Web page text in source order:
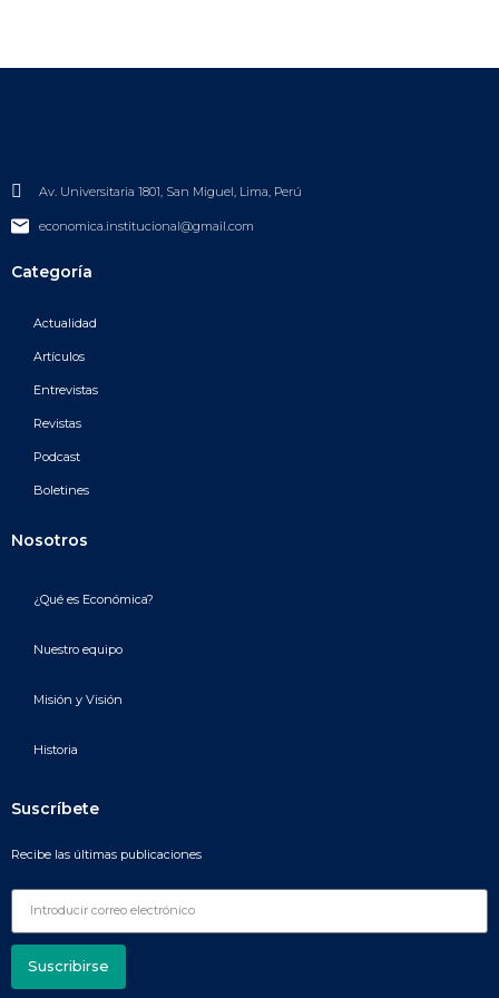
Av. Universitaria 1801, San Miguel, Lima, Perú
economica.institucional@gmail.com
Categoría
Actualidad
Artículos
Entrevistas
Revistas
Podcast
Boletines
Nosotros
¿Qué es Económica?
Nuestro equipo
Misión y Visión
Historia
Suscríbete
Recibe las últimas publicaciones
Suscribirse